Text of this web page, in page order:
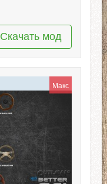
Скачать мод
Макс